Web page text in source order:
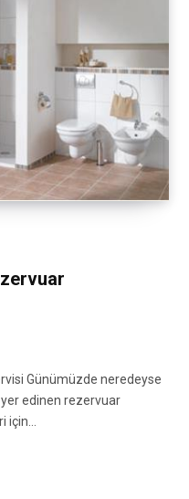
Günümüzde neredeyse
edinen rezervuar
için…